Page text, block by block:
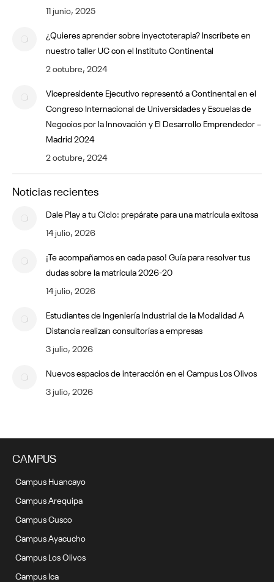
11 junio, 2025
¿Quieres aprender sobre inyectoterapia? Inscríbete en
nuestro taller UC con el Instituto Continental
2 octubre, 2024
Vicepresidente Ejecutivo representó a Continental en el
Congreso Internacional de Universidades y Escuelas de
Negocios por la Innovación y El Desarrollo Emprendedor –
Madrid 2024
2 octubre, 2024
Noticias recientes
Dale Play a tu Ciclo: prepárate para una matrícula exitosa
14 julio, 2026
¡Te acompañamos en cada paso! Guía para resolver tus
dudas sobre la matrícula 2026-20
14 julio, 2026
Estudiantes de Ingeniería Industrial de la Modalidad A
Distancia realizan consultorías a empresas
3 julio, 2026
Nuevos espacios de interacción en el Campus Los Olivos
3 julio, 2026
CAMPUS
Campus Huancayo
Campus Arequipa
Campus Cusco
Campus Ayacucho
Campus Los Olivos
Campus Ica